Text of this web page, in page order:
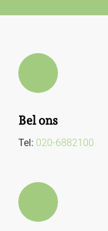
Bel ons
Tel: 020-6882100